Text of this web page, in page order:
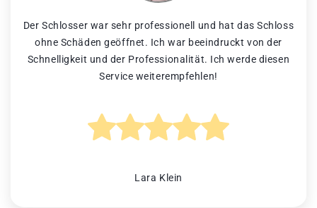
Der Schlosser war sehr professionell und hat das Schloss
ohne Schäden geöffnet. Ich war beeindruckt von der
Schnelligkeit und der Professionalität. Ich werde diesen
Service weiterempfehlen!
Lara Klein